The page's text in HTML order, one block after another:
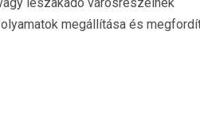
megállítása és